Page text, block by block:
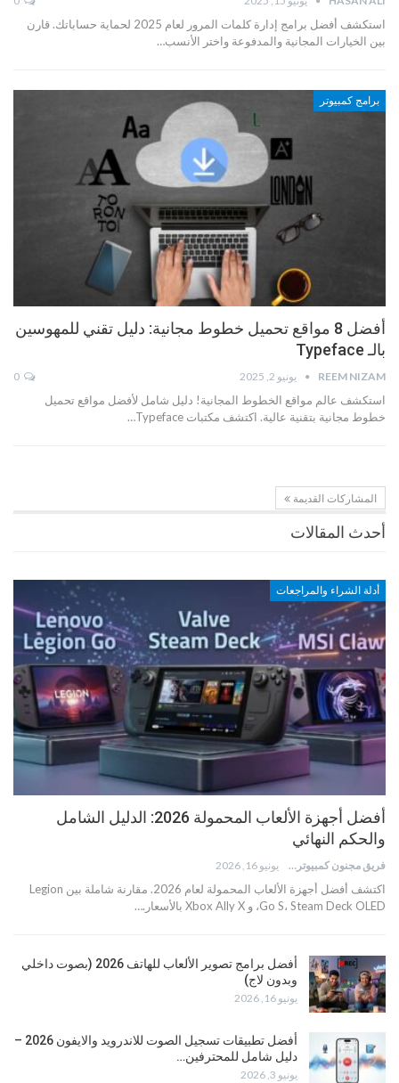
استكشف أفضل برامج إدارة كلمات المرور لعام 2025 لحماية حساباتك. قارن
بين الخيارات المجانية والمدفوعة واختر الأنسب…
برامج كمبيوتر
أفضل 8 مواقع تحميل خطوط مجانية: دليل تقني للمهوسين
بالـ Typeface
REEM NIZAM يونيو 2, 2025
استكشف عالم مواقع الخطوط المجانية! دليل شامل لأفضل مواقع تحميل
خطوط مجانية بتقنية عالية. اكتشف مكتبات Typeface…
المشاركات القديمة
أحدث المقالات
أدلة الشراء والمراجعات
أفضل أجهزة الألعاب المحمولة 2026: الدليل الشامل
والحكم النهائي
فريق مجنون كمبيوتر يونيو 16, 2026
اكتشف أفضل أجهزة الألعاب المحمولة لعام 2026. مقارنة شاملة بين Legion
Go S، Steam Deck OLED، و Xbox Ally X بالأسعار.…
أفضل برامج تصوير الألعاب للهاتف 2026 (بصوت داخلي
وبدون لاج)
يونيو 16, 2026
أفضل تطبيقات تسجيل الصوت للاندرويد والايفون 2026 –
دليل شامل للمحترفين…
يونيو 3, 2026